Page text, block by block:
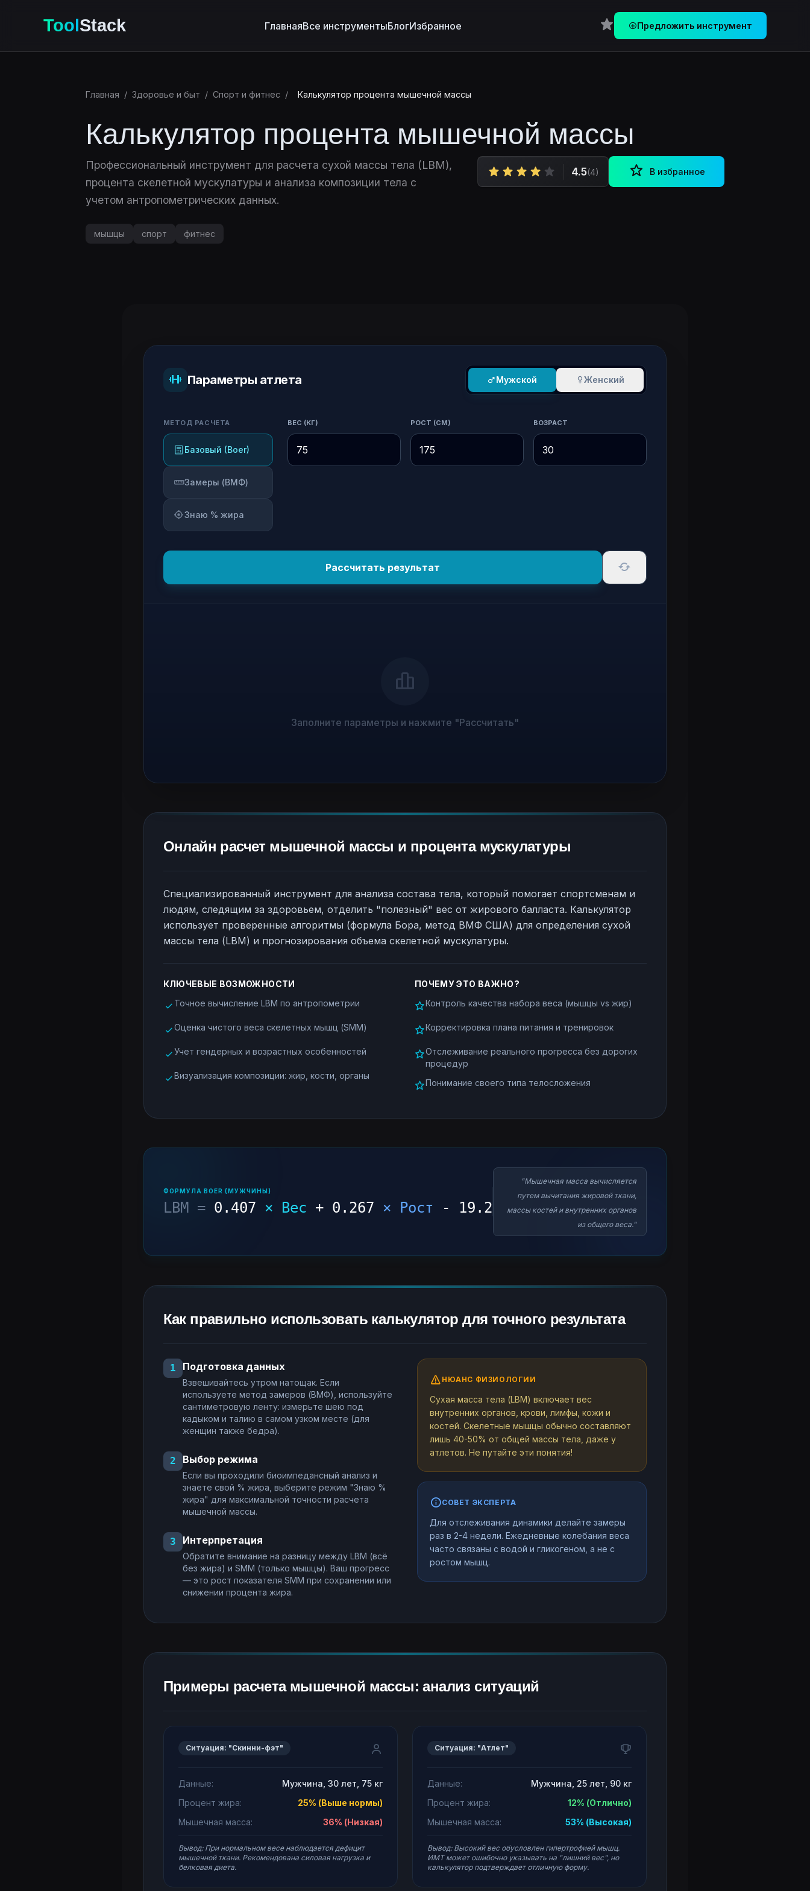
ToolStack ГлавнаяВсе инструментыБлогИзбранное Перейти в Избранное
Предложить инструмент
Главная / Здоровье и быт / Спорт и фитнес / Калькулятор процента мышечной массы
Калькулятор процента мышечной массы
Профессиональный инструмент для расчета сухой массы тела (LBM),
процента скелетной мускулатуры и анализа композиции тела с
учетом антропометрических данных.
мышцы спорт фитнес
4.5(4) В избранное
Параметры атлета Мужской Женский
МЕТОД РАСЧЕТА
Базовый (Boer)
Замеры (ВМФ)
Знаю % жира
ВЕС (КГ) РОСТ (СМ) ВОЗРАСТ
Рассчитать результат
Заполните параметры и нажмите "Рассчитать"
Онлайн расчет мышечной массы и процента мускулатуры
Специализированный инструмент для анализа состава тела, который помогает спортсменам и
людям, следящим за здоровьем, отделить "полезный" вес от жирового балласта. Калькулятор
использует проверенные алгоритмы (формула Бора, метод ВМФ США) для определения сухой
массы тела (LBM) и прогнозирования объема скелетной мускулатуры.
КЛЮЧЕВЫЕ ВОЗМОЖНОСТИ
Точное вычисление LBM по антропометрии
Оценка чистого веса скелетных мышц (SMM)
Учет гендерных и возрастных особенностей
Визуализация композиции: жир, кости, органы
ПОЧЕМУ ЭТО ВАЖНО?
Контроль качества набора веса (мышцы vs жир)
Корректировка плана питания и тренировок
Отслеживание реального прогресса без дорогих
процедур
Понимание своего типа телосложения
ФОРМУЛА BOER (МУЖЧИНЫ)
LBM = 0.407 × Вес + 0.267 × Рост - 19.2
"Мышечная масса вычисляется
путем вычитания жировой ткани,
массы костей и внутренних органов
из общего веса."
Как правильно использовать калькулятор для точного результата
1 Подготовка данных
Взвешивайтесь утром натощак. Если
используете метод замеров (ВМФ), используйте
сантиметровую ленту: измерьте шею под
кадыком и талию в самом узком месте (для
женщин также бедра).
2 Выбор режима
Если вы проходили биоимпедансный анализ и
знаете свой % жира, выберите режим "Знаю %
жира" для максимальной точности расчета
мышечной массы.
3 Интерпретация
Обратите внимание на разницу между LBM (всё
без жира) и SMM (только мышцы). Ваш прогресс
— это рост показателя SMM при сохранении или
снижении процента жира.
НЮАНС ФИЗИОЛОГИИ
Сухая масса тела (LBM) включает вес
внутренних органов, крови, лимфы, кожи и
костей. Скелетные мышцы обычно составляют
лишь 40-50% от общей массы тела, даже у
атлетов. Не путайте эти понятия!
СОВЕТ ЭКСПЕРТА
Для отслеживания динамики делайте замеры
раз в 2-4 недели. Ежедневные колебания веса
часто связаны с водой и гликогеном, а не с
ростом мышц.
Примеры расчета мышечной массы: анализ ситуаций
Ситуация: "Скинни-фэт"
Данные: Мужчина, 30 лет , 75 кг
Процент жира:
25% (Выше нормы)
Мышечная масса:
36% (Низкая)
Вывод: При нормальном весе наблюдается дефицит
мышечной ткани. Рекомендована силовая нагрузка и
белковая диета.
Ситуация: "Атлет"
Данные: Мужчина, 25лет , 90 кг
Процент жира:
12% (Отлично)
Мышечная масса:
53% (Высокая)
Вывод: Высокий вес обусловлен гипертрофией мышц.
ИМТ может ошибочно указывать на "лишний вес", но
калькулятор подтверждает отличную форму.